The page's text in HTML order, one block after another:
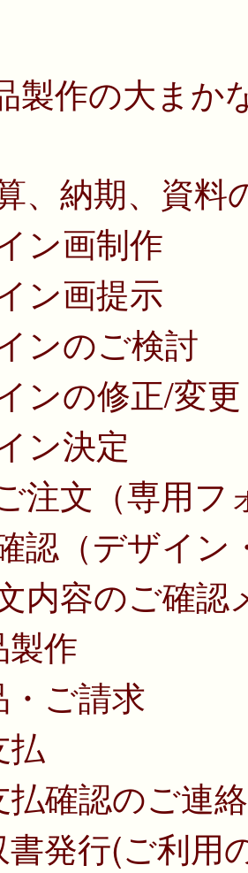
製作の大まか
、納期、資料
ン画制作
ン画提示
ンのご検討
ンの修正/変更
ン決定
注文（専用フ
認（デザイン
内容のご確認
製作
・ご請求
払
払確認のご連絡
書発行(ご利用